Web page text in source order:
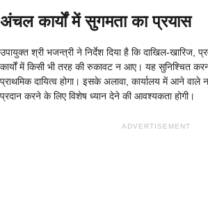
अंचल कार्यों में सुगमता का प्रयास
उपायुक्त श्री भजन्त्री ने निर्देश दिया है कि दाखिल-
कार्यों में किसी भी तरह की रुकावट न आए। यह सुनिश्चित
प्राथमिक दायित्व होगा। इसके अलावा, कार्यालय में आने
प्रदान करने के लिए विशेष ध्यान देने की आवश्यकता होगी।
ADVERTISEMENT